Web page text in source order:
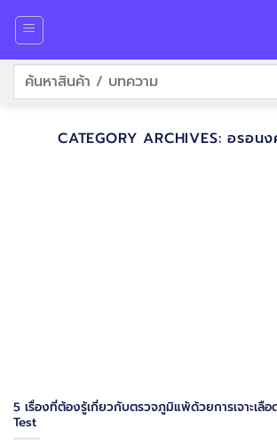
content
ค้นหา:
CATEGORY ARCHIVES:อรอน
5 เรื่องที่ต้องรู้เกี่ยวกับตรวจภูมิแพ้ด้วยการเจาะเลื
Test